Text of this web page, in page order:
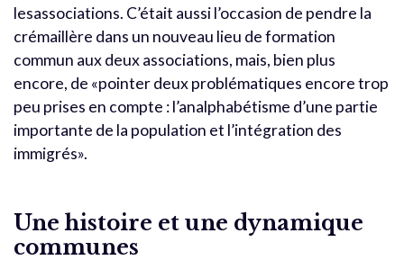
lesassociations. C’était aussi l’occasion de pendre la
crémaillère dans un nouveau lieu de formation
commun aux deux associations, mais, bien plus
encore, de «pointer deux problématiques encore trop
peu prises en compte : l’analphabétisme d’une partie
importante de la population et l’intégration des
immigrés».
Une histoire et une dynamique
communes